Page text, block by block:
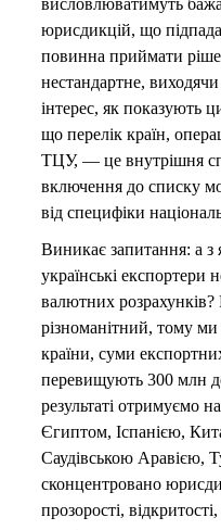
юрисдикцій, що
повинна приймати
нестандартне,
інтерес, як показують
що перелік країн,
ТЦУ, — це внутрішня
включення до списку
від специфіки
Виникає запитання: а
українські
валютних
різноманітний, тому
країни, суми
перевищують 300 млн
результаті отримуємо
Єгиптом, Іспанією,
Саудівською Аравією,
сконцентровано
прозорості,